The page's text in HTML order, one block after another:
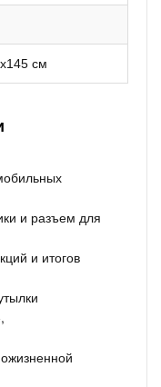
см
и разъем для
и итогов